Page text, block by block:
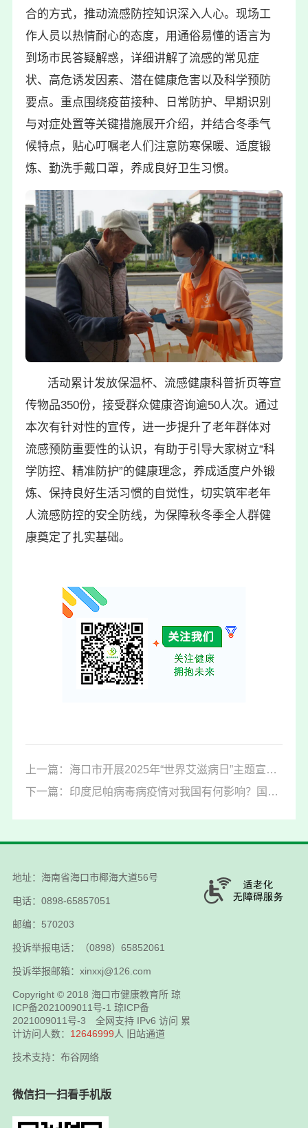
合的方式，推动流感防控知识深入人心。现场工
作人员以热情耐心的态度，用通俗易懂的语言为
到场市民答疑解惑，详细讲解了流感的常见症
状、高危诱发因素、潜在健康危害以及科学预防
要点。重点围绕疫苗接种、日常防护、早期识别
与对症处置等关键措施展开介绍，并结合冬季气
候特点，贴心叮嘱老人们注意防寒保暖、适度锻
炼、勤洗手戴口罩，养成良好卫生习惯。
活动累计发放保温杯、流感健康科普折页等宣
传物品350份，接受群众健康咨询逾50人次。通过
本次有针对性的宣传，进一步提升了老年群体对
流感预防重要性的认识，有助于引导大家树立“科
学防控、精准防护”的健康理念，养成适度户外锻
炼、保持良好生活习惯的自觉性，切实筑牢老年
人流感防控的安全防线，为保障秋冬季全人群健
康奠定了扎实基础。
上一篇：海口市开展2025年“世界艾滋病日”主题宣传活动
下一篇：印度尼帕病毒病疫情对我国有何影响？国家疾控局回应
地址：海南省海口市椰海大道56号
电话：0898-65857051
邮编：570203
投诉举报电话：（0898）65852061
投诉举报邮箱：xinxxj@126.com
Copyright © 2018 海口市健康教育所 琼
ICP备2021009011号-1 琼ICP备
2021009011号-3 全网支持 IPv6 访问 累
计访问人数： 12646999人 旧站通道
技术支持：布谷网络
微信扫一扫看手机版